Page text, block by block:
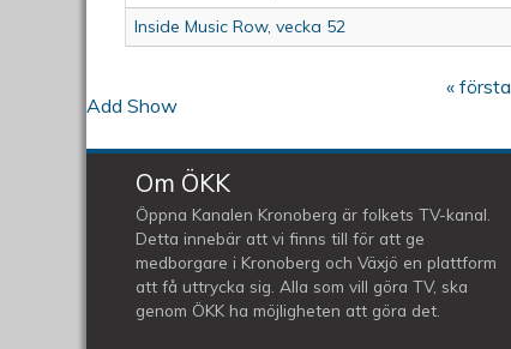
Add Show
Inside Music Row, vecka 52
Sidor « första
Om ÖKK
Öppna Kanalen Kronoberg är folkets TV-kanal.
Detta innebär att vi finns till för att ge
medborgare i Kronoberg och Växjö en plattform
att få uttrycka sig. Alla som vill göra TV, ska
genom ÖKK ha möjligheten att göra det.